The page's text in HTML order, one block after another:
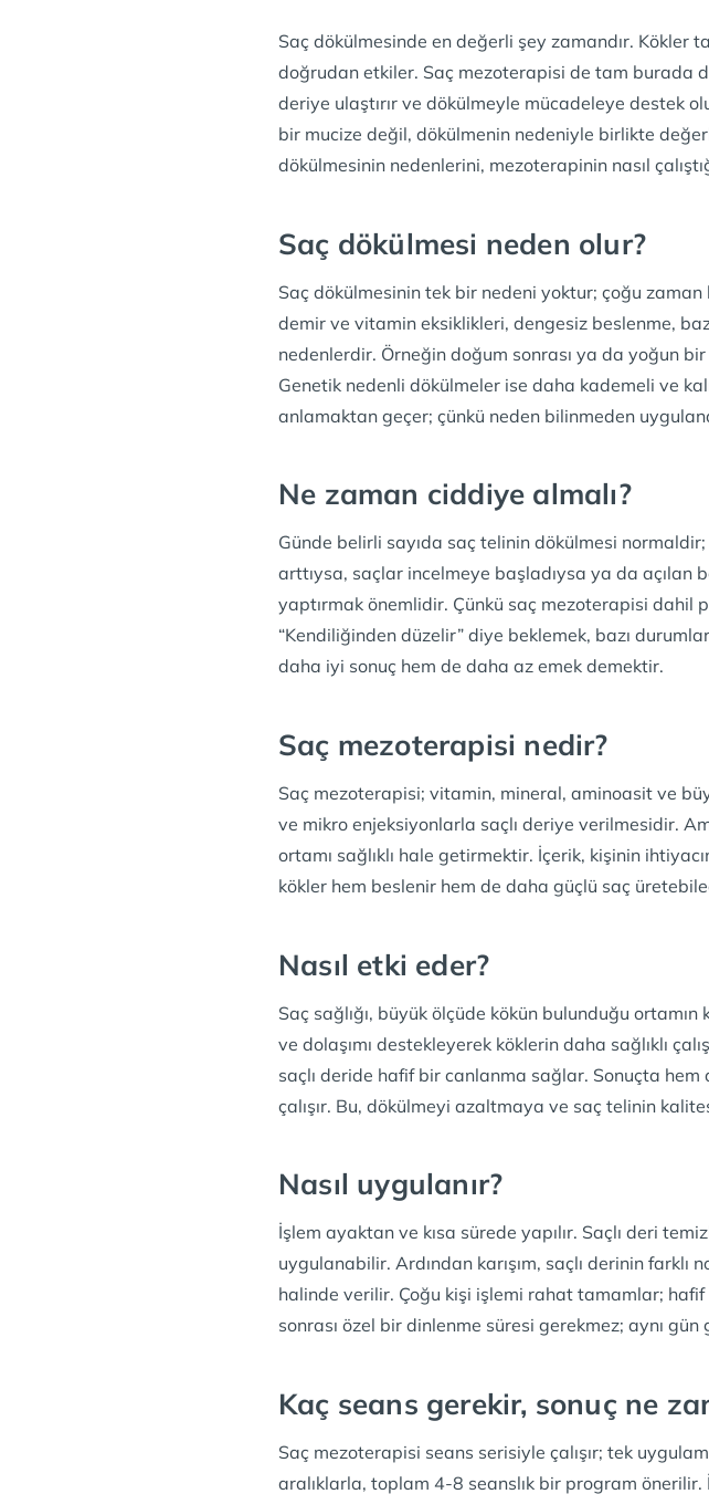
Saç dökülmesinde en değerli şey zamandır. Kökler
doğrudan etkiler. Saç mezoterapisi de tam burada
deriye ulaştırır ve dökülmeyle mücadeleye destek
bir mucize değil, dökülmenin nedeniyle birlikte
dökülmesinin nedenlerini, mezoterapinin nasıl
Saç dökülmesi neden olur?
Saç dökülmesinin tek bir nedeni yoktur; çoğu
demir ve vitamin eksiklikleri, dengesiz beslenme,
nedenlerdir. Örneğin doğum sonrası ya da yoğun
Genetik nedenli dökülmeler ise daha kademeli ve
anlamaktan geçer; çünkü neden bilinmeden
Ne zaman ciddiye almalı?
Günde belirli sayıda saç telinin dökülmesi
arttıysa, saçlar incelmeye başladıysa ya da
yaptırmak önemlidir. Çünkü saç mezoterapisi dahil
“Kendiliğinden düzelir” diye beklemek, bazı
daha iyi sonuç hem de daha az emek demektir.
Saç mezoterapisi nedir?
Saç mezoterapisi; vitamin, mineral, aminoasit ve
ve mikro enjeksiyonlarla saçlı deriye verilmesidir.
ortamı sağlıklı hale getirmektir. İçerik, kişinin
kökler hem beslenir hem de daha güçlü saç
Nasıl etki eder?
Saç sağlığı, büyük ölçüde kökün bulunduğu
ve dolaşımı destekleyerek köklerin daha sağlıklı
saçlı deride hafif bir canlanma sağlar. Sonuçta
çalışır. Bu, dökülmeyi azaltmaya ve saç telinin
Nasıl uygulanır?
İşlem ayaktan ve kısa sürede yapılır. Saçlı deri
uygulanabilir. Ardından karışım, saçlı derinin
halinde verilir. Çoğu kişi işlemi rahat tamamlar; hafif
sonrası özel bir dinlenme süresi gerekmez; aynı
Kaç seans gerekir, sonuç ne
Saç mezoterapisi seans serisiyle çalışır; tek
aralıklarla, toplam 4-8 seanslık bir program